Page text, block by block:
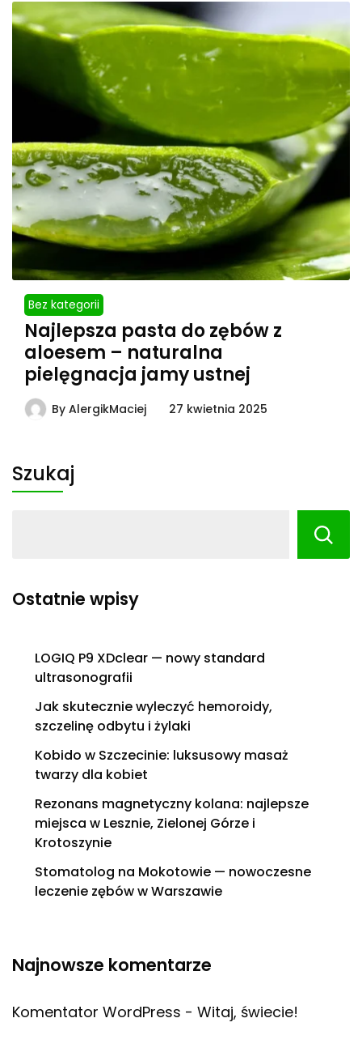
Bez kategorii
Najlepsza pasta do zębów z
aloesem – naturalna
pielęgnacja jamy ustnej
By AlergikMaciej 27 kwietnia 2025
Szukaj
Ostatnie wpisy
LOGIQ P9 XDclear — nowy standard
ultrasonografii
Jak skutecznie wyleczyć hemoroidy,
szczelinę odbytu i żylaki
Kobido w Szczecinie: luksusowy masaż
twarzy dla kobiet
Rezonans magnetyczny kolana: najlepsze
miejsca w Lesznie, Zielonej Górze i
Krotoszynie
Stomatolog na Mokotowie — nowoczesne
leczenie zębów w Warszawie
Najnowsze komentarze
Komentator WordPress - Witaj, świecie!